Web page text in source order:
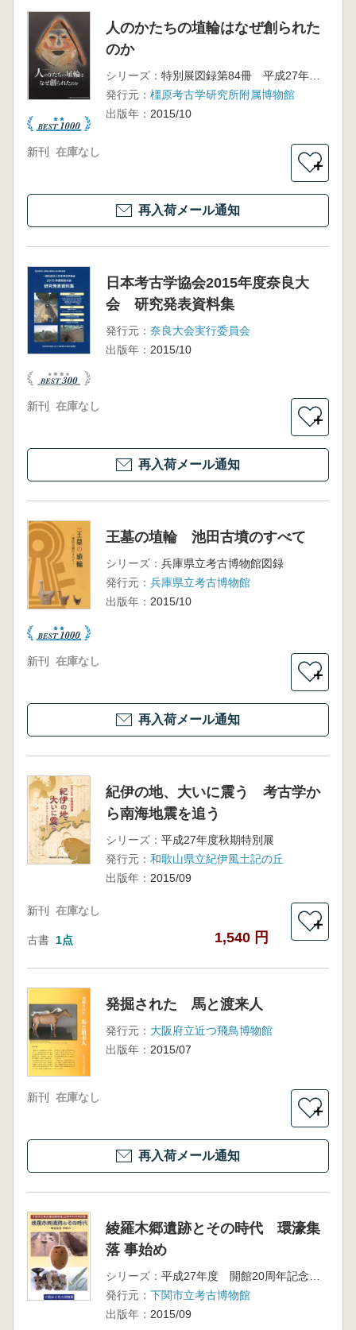
人のかたちの埴輪はなぜ創られた
のか
シリーズ：
特別展図録第84冊 平成27年度秋季特別展
発行元： 橿原考古学研究所附属博物館
出版年： 2015/10
新刊 在庫なし
＋
再入荷メール通知
日本考古学協会2015年度奈良大
会 研究発表資料集
発行元： 奈良大会実行委員会
出版年： 2015/10
新刊 在庫なし
＋
再入荷メール通知
王墓の埴輪 池田古墳のすべて
シリーズ： 兵庫県立考古博物館図録
発行元： 兵庫県立考古博物館
出版年： 2015/10
新刊 在庫なし
＋
再入荷メール通知
紀伊の地、大いに震う 考古学か
ら南海地震を追う
シリーズ： 平成27年度秋期特別展
発行元： 和歌山県立紀伊風土記の丘
出版年： 2015/09
新刊 在庫なし
古書 1点 1,540 円
＋
発掘された 馬と渡来人
発行元： 大阪府立近つ飛鳥博物館
出版年： 2015/07
新刊 在庫なし
＋
再入荷メール通知
綾羅木郷遺跡とその時代 環濠集
落 事始め
シリーズ：
発行元： 下関市立考古博物館
出版年： 2015/09